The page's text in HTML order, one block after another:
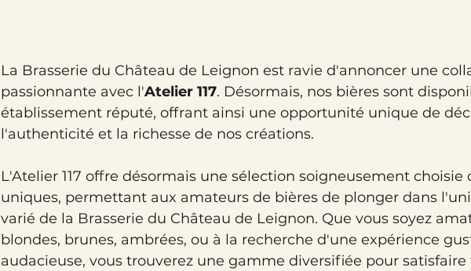
La Brasserie du Château de Leignon est ravie d'annoncer une
passionnante avec l'Atelier 117. Désormais, nos bières sont
établissement réputé, offrant ainsi une opportunité unique de
l'authenticité et la richesse de nos créations.
L'Atelier 117 offre désormais une sélection soigneusement choisie
uniques, permettant aux amateurs de bières de plonger dans
varié de la Brasserie du Château de Leignon. Que vous soyez
blondes, brunes, ambrées, ou à la recherche d'une expérience
audacieuse, vous trouverez une gamme diversifiée pour satisfaire